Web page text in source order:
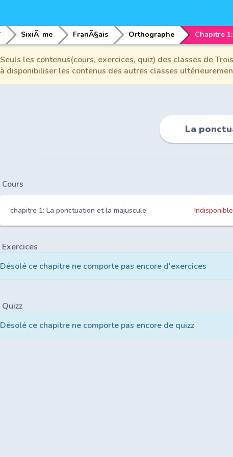
SixiÃ¨me FranÃ§ais Orthographe
Seuls les contenus(cours, exercices, quiz) des classes de
à disponibiliser les contenus des autres classes
La
Cours
chapitre 1: La ponctuation et la majuscule Indisponible
Exercices
Désolé ce chapitre ne comporte pas encore d'exercices
Quizz
Désolé ce chapitre ne comporte pas encore de quizz